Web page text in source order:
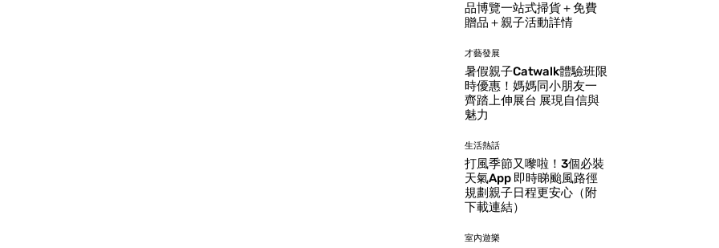
品博覽一站式掃貨＋免費
贈品＋親子活動詳情
才藝發展
暑假親子Catwalk體驗班限
時優惠！媽媽同小朋友一
齊踏上伸展台 展現自信與
魅力
生活熱話
打風季節又嚟啦！3個必裝
天氣App 即時睇颱風路徑
規劃親子日程更安心（附
下載連結）
室內遊樂